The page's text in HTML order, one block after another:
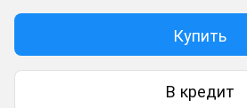
Купить
В кредит